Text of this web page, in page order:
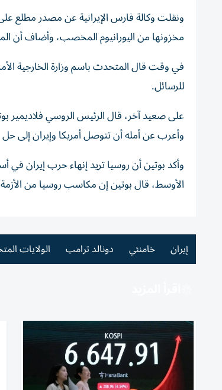
ونقلت وكالة فارس الإيرانية عن مصدر مطلع
مخزونها من اليورانيوم المخصب، وأضاف أن
في وقت قال المتحدث باسم وزارة الخارجية
للرسائل.
على صعيد آخر، ​قال الرئيس ‌الروسي ‌فلاديمير
وأعرب عن أمله أن تتوصل أمريكا وإيران إلى
وأكد بوتين أن روسيا تريد إنهاء حرب
الأوسط، قال بوتين إن مكاسب روسيا من الأزمة
إيران خامنئي دونالد ترامب الولايات